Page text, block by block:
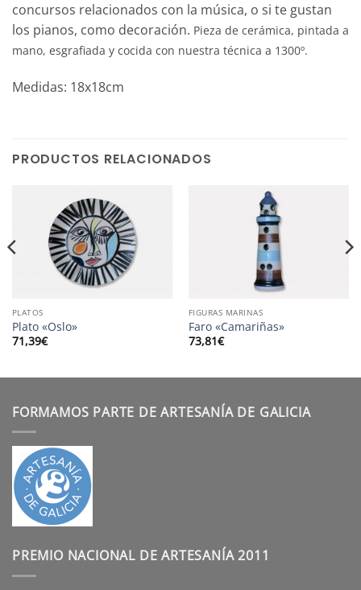
concursos relacionados con la música, o si te gustan
los pianos, como decoración. Pieza de cerámica, pintada a
mano, esgrafiada y cocida con nuestra técnica a 1300º.
Medidas: 18x18cm
PRODUCTOS RELACIONADOS
PLATOS
Plato «Oslo»
71,39€
FIGURAS MARINAS
Faro «Camariñas»
73,81€
FORMAMOS PARTE DE ARTESANÍA DE GALICIA
PREMIO NACIONAL DE ARTESANÍA 2011